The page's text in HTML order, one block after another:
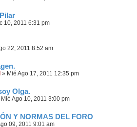
10, 2011 6:31 pm
22, 2011 8:52 am
» Mié Ago 17, 2011 12:35 pm
Olga.
Mié Ago 10, 2011 3:00 pm
Y NORMAS DEL FORO
09, 2011 9:01 am